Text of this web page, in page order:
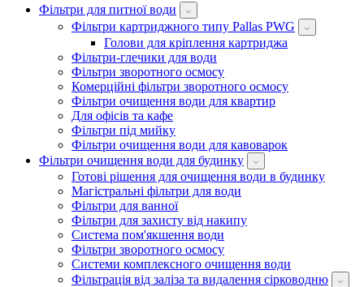
Фільтри для питної води
Фільтри картриджного типу Pallas PWG
Голови для кріплення картриджа
Фільтри-глечики для води
Фільтри зворотного осмосу
Комерційні фільтри зворотного осмосу
Фільтри очищення води для квартир
Для офісів та кафе
Фільтри під мийку
Фільтри очищення води для кавоварок
Фільтри очищення води для будинку
Готові рішення для очищення води в будинку
Магістральні фільтри для води
Фільтри для ванної
Фільтри для захисту від накипу
Система пом'якшення води
Фільтри зворотного осмосу
Системи комплексного очищення води
Фільтрація від заліза та видалення сірководню